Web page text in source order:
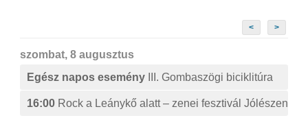
< >
szombat, 8 augusztus
Egész napos esemény
III. Gombaszögi biciklitúra
16:00 Rock a Leánykő alatt – zenei fesztivál Jólészen